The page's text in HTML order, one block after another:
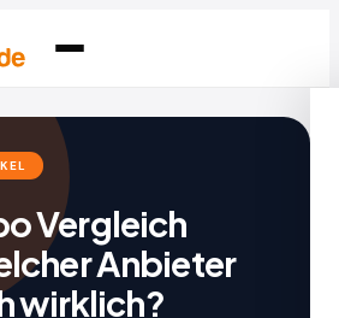
Vergleich
Anbieter
wirklich?